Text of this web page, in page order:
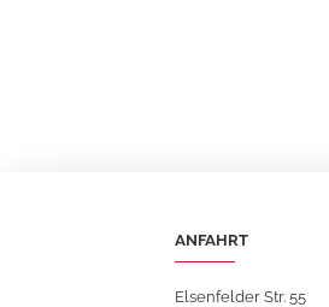
ANFAHRT
Elsenfelder Str. 55